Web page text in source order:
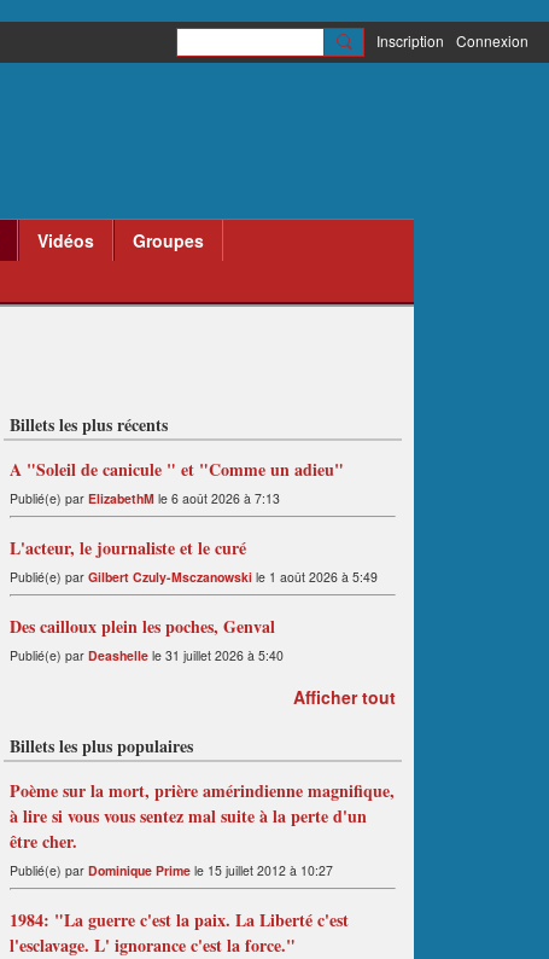
Inscription Connexion
Vidéos
Groupes
Billets les plus récents
A "Soleil de canicule " et "Comme un adieu"
Publié(e) par ElizabethM le 6 août 2026 à 7:13
L'acteur, le journaliste et le curé
Publié(e) par Gilbert Czuly-Msczanowski le 1 août 2026 à 5:49
Des cailloux plein les poches, Genval
Publié(e) par Deashelle le 31 juillet 2026 à 5:40
Afficher tout
Billets les plus populaires
Poème sur la mort, prière amérindienne magnifique,
à lire si vous vous sentez mal suite à la perte d'un
être cher.
Publié(e) par Dominique Prime le 15 juillet 2012 à 10:27
1984: "La guerre c'est la paix. La Liberté c'est
l'esclavage. L' ignorance c'est la force."